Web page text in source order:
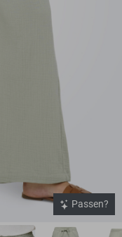
Passen?